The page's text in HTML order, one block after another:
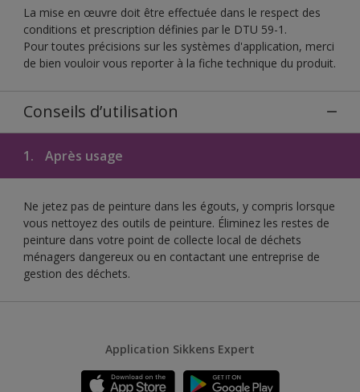
La mise en œuvre doit être effectuée dans le respect des
conditions et prescription définies par le DTU 59-1.
Pour toutes précisions sur les systèmes d'application, merci
de bien vouloir vous reporter à la fiche technique du produit.
Conseils d’utilisation
1. Après usage
Ne jetez pas de peinture dans les égouts, y compris lorsque
vous nettoyez des outils de peinture. Éliminez les restes de
peinture dans votre point de collecte local de déchets
ménagers dangereux ou en contactant une entreprise de
gestion des déchets.
Application Sikkens Expert